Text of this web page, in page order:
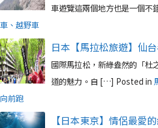
車遊覽這兩個地方也是一個
車、越野車
日本【馬拉松旅遊】仙
國際馬拉松，新綠盎然的「杜
道的魅力。自 […] Posted in
向前跑
【日本東京】情侶最愛